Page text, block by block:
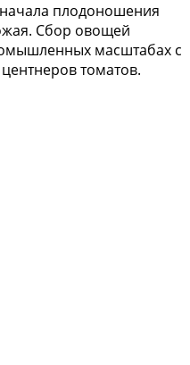
плодоношения
Сбор овощей
масштабах с
томатов.